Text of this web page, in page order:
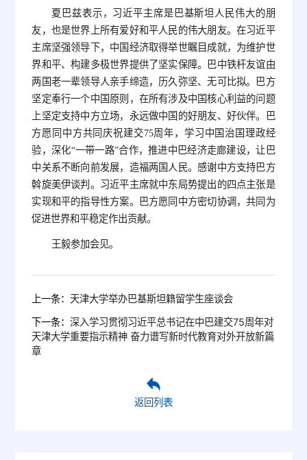
夏巴兹表示，习近平主席是巴基斯坦人民伟大的朋
友，也是世界上所有爱好和平人民的伟大朋友。在习近平
主席坚强领导下，中国经济取得举世瞩目成就，为维护世
界和平、构建多极世界提供了坚实保障。巴中铁杆友谊由
两国老一辈领导人亲手缔造，历久弥坚、无可比拟。巴方
坚定奉行一个中国原则，在所有涉及中国核心利益的问题
上坚定支持中方立场，永远做中国的好朋友、好伙伴。巴
方愿同中方共同庆祝建交75周年，学习中国治国理政经
验，深化“一带一路”合作，推进中巴经济走廊建设，让巴
中关系不断向前发展，造福两国人民。感谢中方支持巴方
斡旋美伊谈判。习近平主席就中东局势提出的四点主张是
实现和平的指导性方案。巴方愿同中方密切协调，共同为
促进世界和平稳定作出贡献。
王毅参加会见。
上一条： 天津大学举办巴基斯坦籍留学生座谈会
下一条：深入学习贯彻习近平总书记在中巴建交75周年对
天津大学重要指示精神 奋力谱写新时代教育对外开放新篇
章
返回列表